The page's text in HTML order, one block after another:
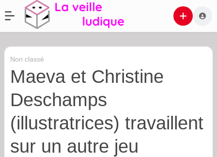
Non classé
Maeva et Christine
Deschamps
(illustratrices) travaillent
sur un autre jeu